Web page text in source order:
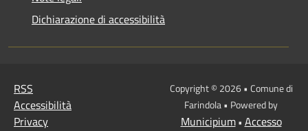
Dichiarazione di accessibilità
RSS
Accessibilità
Privacy
Copyright © 2026 • Comune di
Farindola • Powered by
Municipium• Accesso